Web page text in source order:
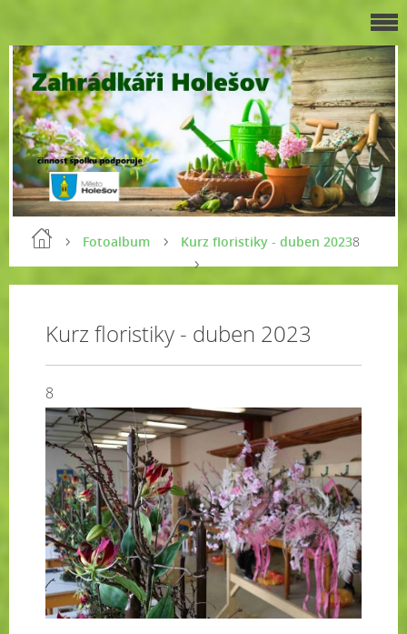
Fotoalbum Kurz floristiky - duben 20238
Kurz floristiky - duben 2023
8